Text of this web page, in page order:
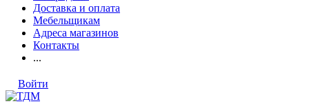
Доставка и оплата
Мебельщикам
Адреса магазинов
Контакты
...
Войти